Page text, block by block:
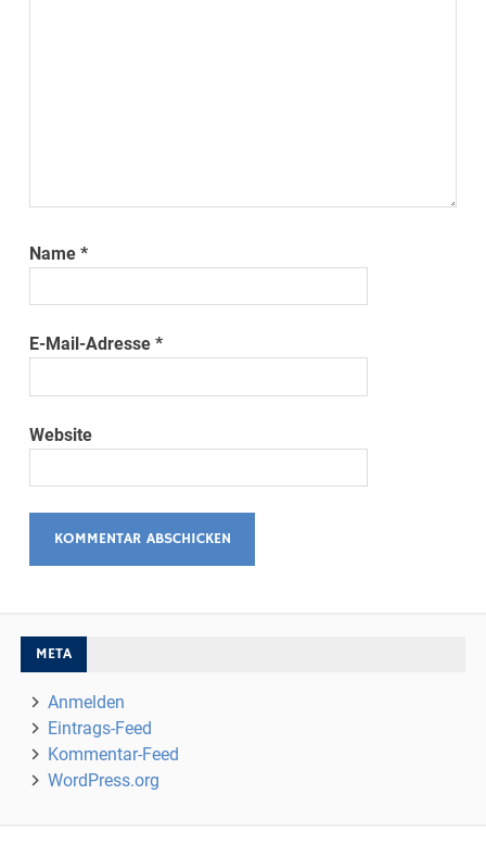
Name*
E-Mail-Adresse*
Website
META
Anmelden
Eintrags-Feed
Kommentar-Feed
WordPress.org